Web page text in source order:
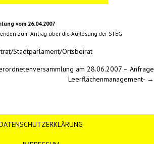
vom 26.04.2007
zum Antrag über die Auflösung der STEG
Stadtparlament/Ortsbeirat
am 28.06.2007 – Anfrage
Leerflächenmanagement- →